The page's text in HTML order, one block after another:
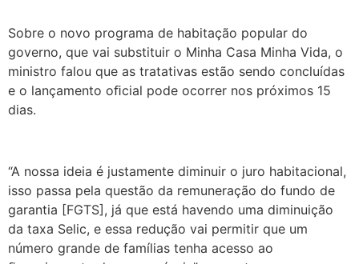
Sobre o novo programa de habitação popular do
governo, que vai substituir o Minha Casa Minha Vida, o
ministro falou que as tratativas estão sendo concluídas
e o lançamento oﬁcial pode ocorrer nos próximos 15
dias.
“A nossa ideia é justamente diminuir o juro habitacional,
isso passa pela questão da remuneração do fundo de
garantia [FGTS], já que está havendo uma diminuição
da taxa Selic, e essa redução vai permitir que um
número grande de famílias tenha acesso ao